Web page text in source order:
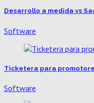
Desarrollo a medida vs
Software
Ticketera para
Software